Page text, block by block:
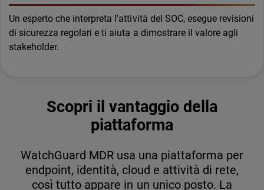
Un esperto che interpreta l'attività del SOC, esegue revisioni
di sicurezza regolari e ti aiuta a dimostrare il valore agli
stakeholder.
Scopri il vantaggio della
piattaforma
WatchGuard MDR usa una piattaforma per
endpoint, identità, cloud e attività di rete,
così tutto appare in un unico posto. La